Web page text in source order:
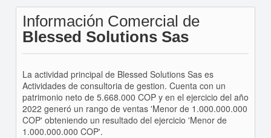
Información Comercial de
Blessed Solutions Sas
La actividad principal de Blessed Solutions Sas es
Actividades de consultoria de gestion. Cuenta con un
patrimonio neto de 5.668.000 COP y en el ejercicio del año
2022 generó un rango de ventas 'Menor de 1.000.000.000
COP' obteniendo un resultado del ejercicio 'Menor de
1.000.000.000 COP'.